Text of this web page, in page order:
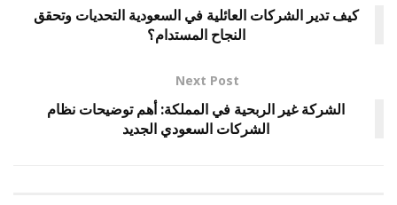
كيف تدير الشركات العائلية في السعودية التحديات وتحقق
النجاح المستدام؟
Next Post
الشركة غير الربحية في المملكة: أهم توضيحات نظام
الشركات السعودي الجديد